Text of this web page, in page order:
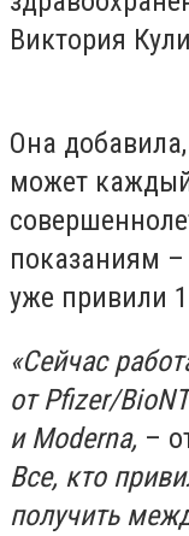
Виктория
Она
может
показаниям –
уже привили
«Сейчас
от Pfizer/
и Moderna, –
Все, кто
получить